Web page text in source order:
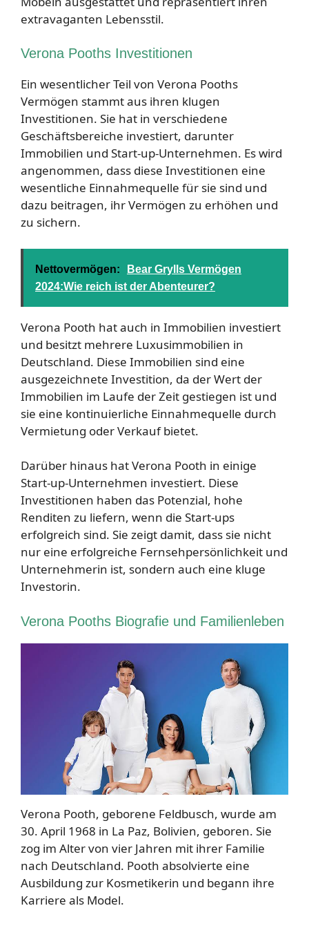
extravaganten Lebensstil.
Verona Pooths Investitionen
Ein wesentlicher Teil von Verona Pooths
Vermögen stammt aus ihren klugen
Investitionen. Sie hat in verschiedene
Geschäftsbereiche investiert, darunter
Immobilien und Start-up-Unternehmen. Es wird
angenommen, dass diese Investitionen eine
wesentliche Einnahmequelle für sie sind und
dazu beitragen, ihr Vermögen zu erhöhen und
zu sichern.
Nettovermögen:
Bear Grylls Vermögen
2024:Wie reich ist der Abenteurer?
Verona Pooth hat auch in Immobilien investiert
und besitzt mehrere Luxusimmobilien in
Deutschland. Diese Immobilien sind eine
ausgezeichnete Investition, da der Wert der
Immobilien im Laufe der Zeit gestiegen ist und
sie eine kontinuierliche Einnahmequelle durch
Vermietung oder Verkauf bietet.
Darüber hinaus hat Verona Pooth in einige
Start-up-Unternehmen investiert. Diese
Investitionen haben das Potenzial, hohe
Renditen zu liefern, wenn die Start-ups
erfolgreich sind. Sie zeigt damit, dass sie nicht
nur eine erfolgreiche Fernsehpersönlichkeit und
Unternehmerin ist, sondern auch eine kluge
Investorin.
Verona Pooths Biografie und Familienleben
Verona Pooth, geborene Feldbusch, wurde am
30. April 1968 in La Paz, Bolivien, geboren. Sie
zog im Alter von vier Jahren mit ihrer Familie
nach Deutschland. Pooth absolvierte eine
Ausbildung zur Kosmetikerin und begann ihre
Karriere als Model.